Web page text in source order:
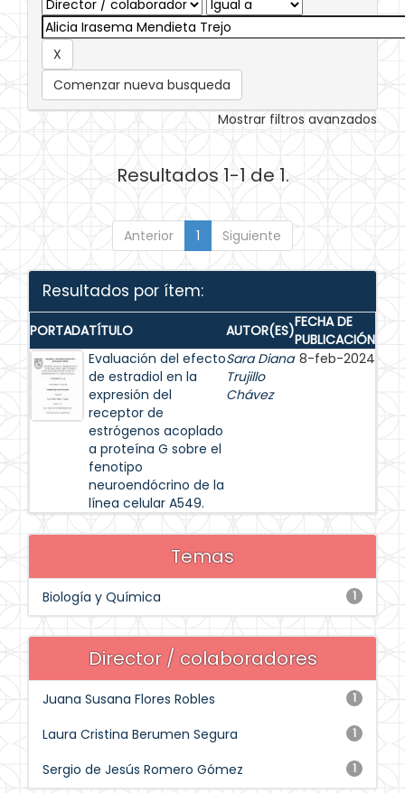
Comenzar nueva busqueda
Mostrar filtros avanzados
Resultados 1-1 de 1.
Anterior 1 Siguiente
Resultados por ítem:
PORTADATÍTULO AUTOR(ES)FECHA DE
PUBLICACIÓN
Evaluación del efecto
de estradiol en la
expresión del
receptor de
estrógenos acoplado
a proteína G sobre el
fenotipo
neuroendócrino de la
línea celular A549.
Sara Diana
Trujillo
Chávez
8-feb-2024
Temas
1
Biología y Química
Director / colaboradores
1
Juana Susana Flores Robles
1
Laura Cristina Berumen Segura
1
Sergio de Jesús Romero Gómez